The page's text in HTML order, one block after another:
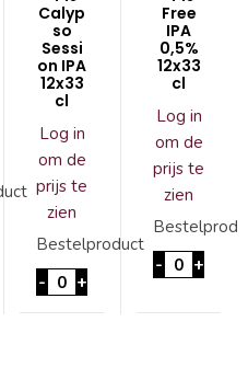
12x33cl aantal
Calyp
so
Sessi
on IPA
12x33
cl
Log in
om de
prijs te
zien
Bestelproduct
-'T IJ Calypso Session
+
Free
IPA
0,5%
12x33
cl
Log in
om de
prijs te
zien
-'T IJ Free
+